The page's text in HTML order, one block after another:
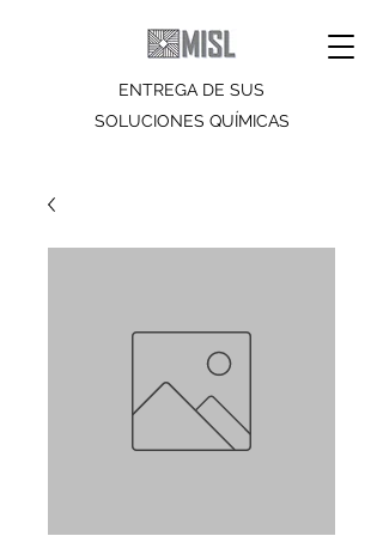
ENTREGA DE SUS
SOLUCIONES QUÍMICAS